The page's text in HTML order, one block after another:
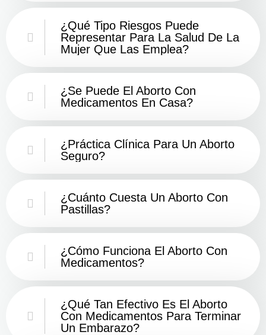
¿Qué Tipo Riesgos Puede
Representar Para La Salud De La
Mujer Que Las Emplea?
¿Se Puede El Aborto Con
Medicamentos En Casa?
¿Práctica Clínica Para Un Aborto
Seguro?
¿Cuánto Cuesta Un Aborto Con
Pastillas?
¿Cómo Funciona El Aborto Con
Medicamentos?
¿Qué Tan Efectivo Es El Aborto
Con Medicamentos Para Terminar
Un Embarazo?